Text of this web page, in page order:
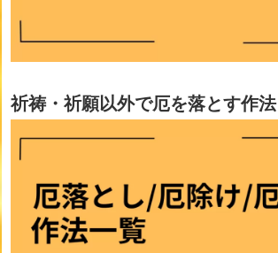
祈祷・祈願以外で厄を落とす作法